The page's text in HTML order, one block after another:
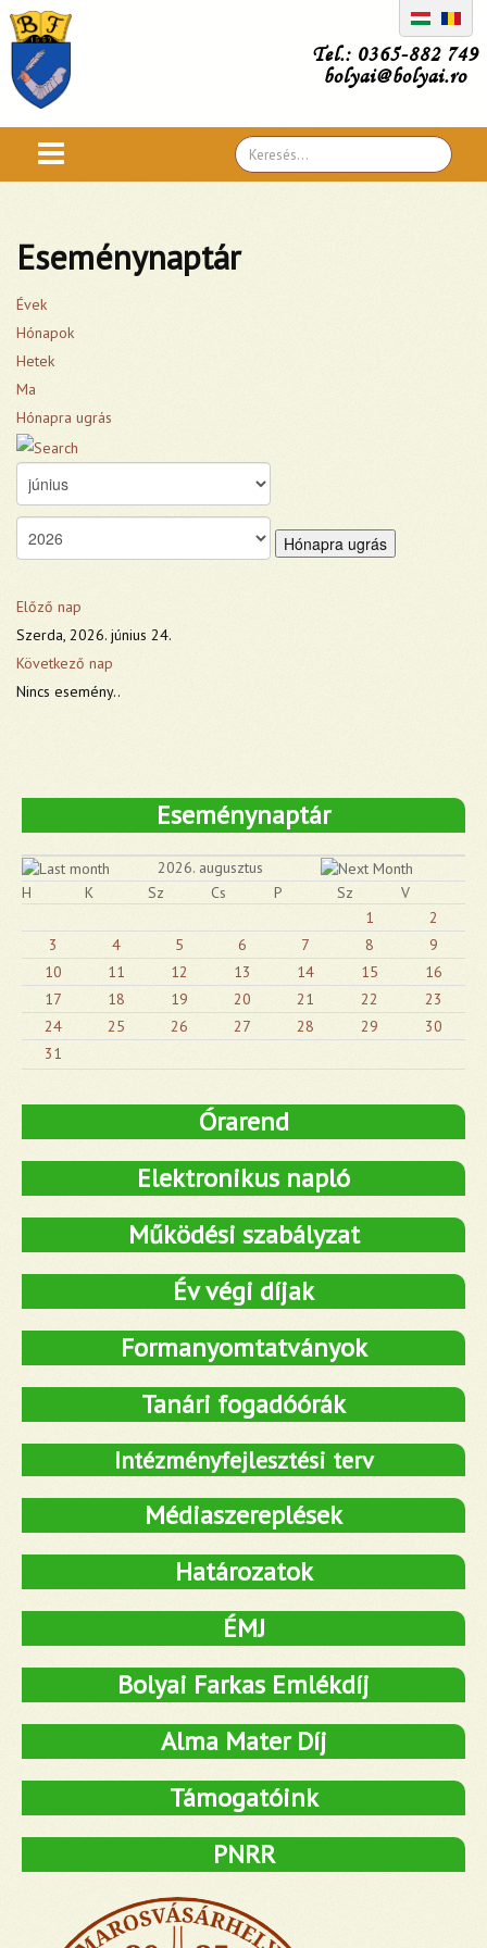
Tel.: 0365-882 749
bolyai@bolyai.ro
Search
...
Eseménynaptár
Évek
Hónapok
Hetek
Ma
Hónapra ugrás
Hónapra ugrás
Előző nap
Szerda, 2026. június 24.
Következő nap
Nincs esemény..
Eseménynaptár
2026. augusztus
H
K Sz Cs P Sz
V
1
2
3
4 5 6 7 8
9
10
11 12 13 14 15
16
17
18 19 20 21 22
23
24
25 26 27 28 29
30
31
Órarend
Elektronikus napló
Működési szabályzat
Év végi díjak
Formanyomtatványok
Tanári fogadóórák
Intézményfejlesztési terv
Médiaszereplések
Határozatok
ÉMJ
Bolyai Farkas Emlékdíj
Alma Mater Díj
Támogatóink
PNRR